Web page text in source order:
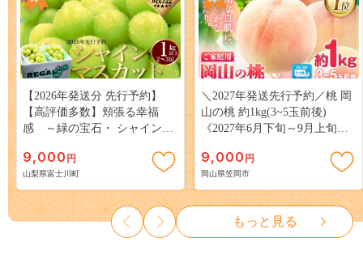
【2026年発送分 先行予約】
【高評価多数】頬張る幸福
感 ～緑の宝石・ シャインマ
３房） フルーツ 山梨県産 果
物 くだもの シャイン マスカ
ット ぶどう ブドウ 葡萄 大粒
種なし 先行予約 富士川町
10000円 一万円 9000円 九千円
9,000 円
山梨県富士川町
＼2027年発送先行予約／桃 岡
山の桃 約1kg(3~5玉前後)
《2027年6月下旬～9月上旬頃
岡山 はくとう スイーツ フル
ーツ 果物 デザート 旬 モモ も
も 先行予約 送料無料 果物 岡
山県 笠岡市 清水白桃 白鳳 白
麗 クール便---
kasaoka_zsy_419_100---
9,000 円
岡山県笠岡市
もっと見る